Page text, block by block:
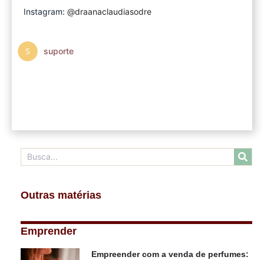
Instagram: @draanaclaudiasodre
suporte
Outras matérias
Emprender
Empreender com a venda de perfumes: